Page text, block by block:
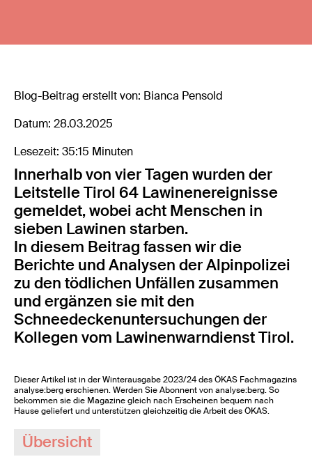
Blog-Beitrag erstellt von: Bianca Pensold
Datum: 28.03.2025
Lesezeit: 35:15 Minuten
Innerhalb von vier Tagen wurden der
Leitstelle Tirol 64 Lawinenereignisse
gemeldet, wobei acht Menschen in
sieben Lawinen starben.
In diesem Beitrag fassen wir die
Berichte und Analysen der Alpinpolizei
zu den tödlichen Unfällen zusammen
und ergänzen sie mit den
Schneedeckenuntersuchungen der
Kollegen vom Lawinenwarndienst Tirol.
Dieser Artikel ist in der Winterausgabe 2023/24 des ÖKAS Fachmagazins
analyse:berg erschienen. Werden Sie Abonnent von analyse:berg. So
bekommen sie die Magazine gleich nach Erscheinen bequem nach
Hause geliefert und unterstützen gleichzeitig die Arbeit des ÖKAS.
Übersicht